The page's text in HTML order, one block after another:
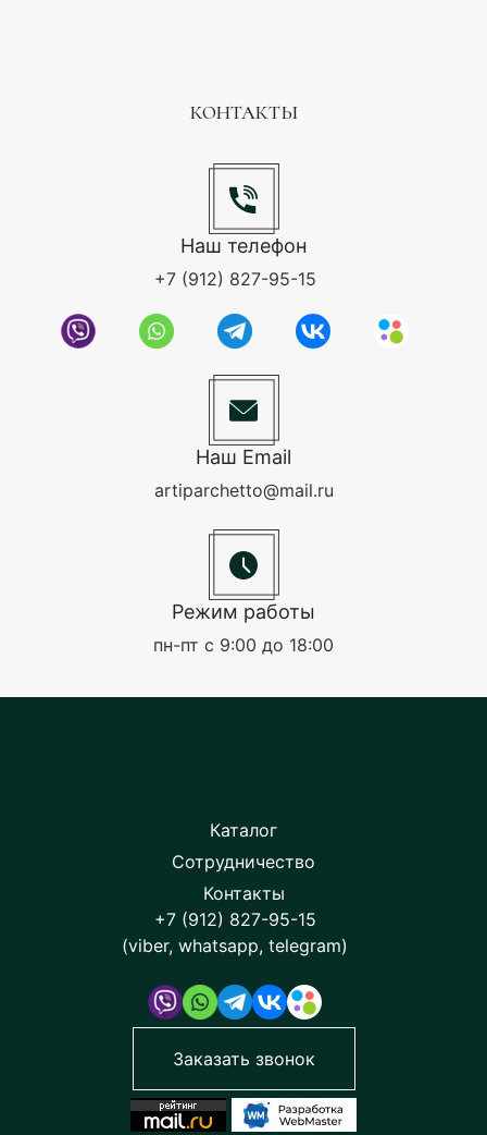
КОНТАКТЫ
Наш телефон
+7 (912) 827-95-15
Наш Email
artiparchetto@mail.ru
Режим работы
пн-пт с 9:00 до 18:00
Каталог
Сотрудничество
Контакты
+7 (912) 827-95-15
(viber, whatsapp, telegram)
Заказать звонок